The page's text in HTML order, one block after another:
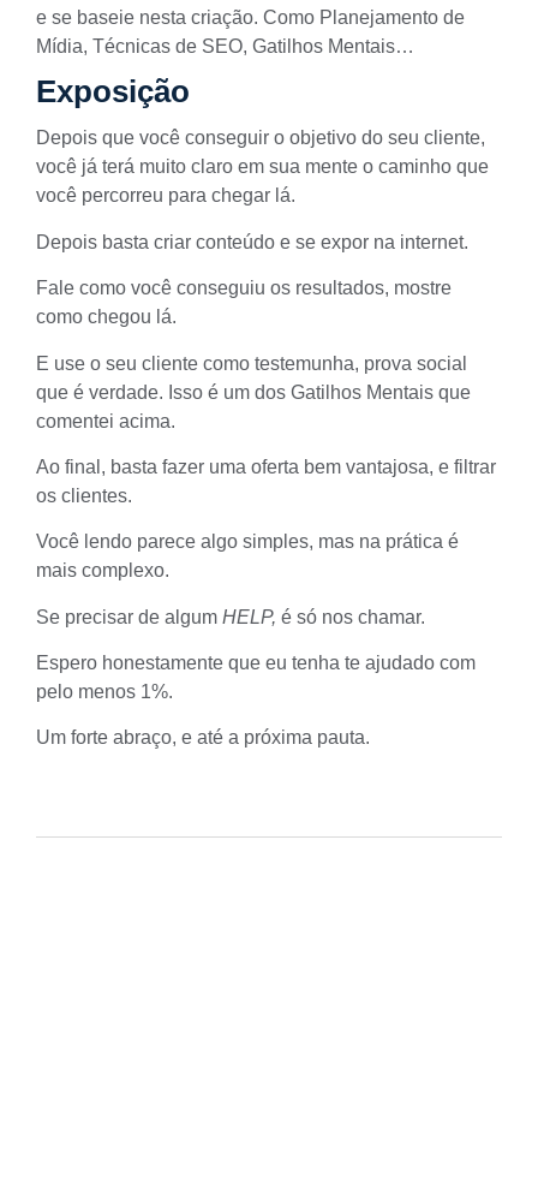
e se baseie nesta criação. Como Planejamento de
Mídia, Técnicas de SEO, Gatilhos Mentais…
Exposição
Depois que você conseguir o objetivo do seu cliente,
você já terá muito claro em sua mente o caminho que
você percorreu para chegar lá.
Depois basta criar conteúdo e se expor na internet.
Fale como você conseguiu os resultados, mostre
como chegou lá.
E use o seu cliente como testemunha, prova social
que é verdade. Isso é um dos Gatilhos Mentais que
comentei acima.
Ao final, basta fazer uma oferta bem vantajosa, e filtrar
os clientes.
Você lendo parece algo simples, mas na prática é
mais complexo.
Se precisar de algum HELP, é só nos chamar.
Espero honestamente que eu tenha te ajudado com
pelo menos 1%.
Um forte abraço, e até a próxima pauta.